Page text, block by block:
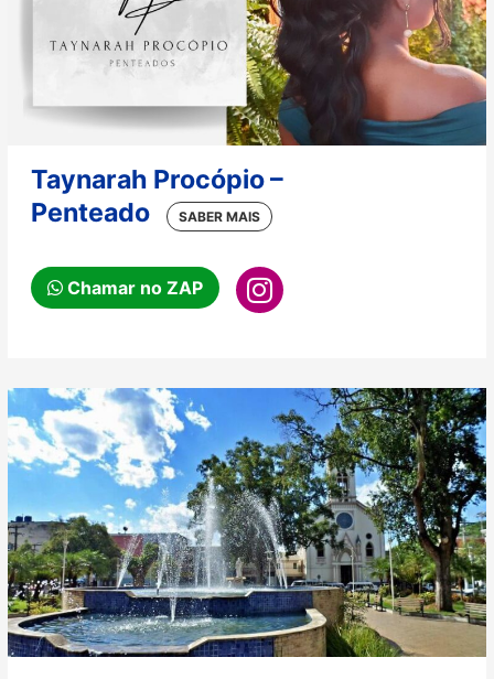
Taynarah Procópio –
Penteado
Chamar no ZAP